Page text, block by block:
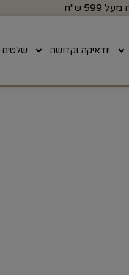
ש"ח
יודאיקה וקדושה שלטים